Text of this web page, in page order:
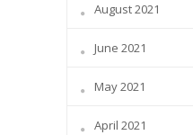
August 2021
June 2021
May 2021
April 2021